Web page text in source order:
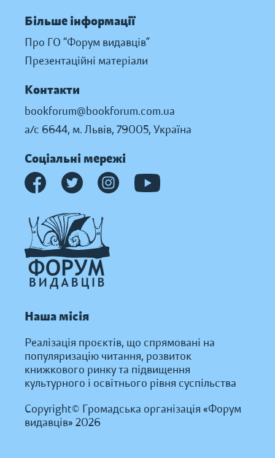
Більше інформації
Про ГО “Форум видавців”
Презентаційні матеріали
Контакти
bookforum@bookforum.com.ua
а/с 6644, м. Львів, 79005, Україна
Соціальні мережі
Наша місія
Реалізація проєктів, що спрямовані на
популяризацію читання, розвиток
книжкового ринку та підвищення
культурного і освітнього рівня суспільства
Copyright© Громадська організація «Форум
видавців» 2026